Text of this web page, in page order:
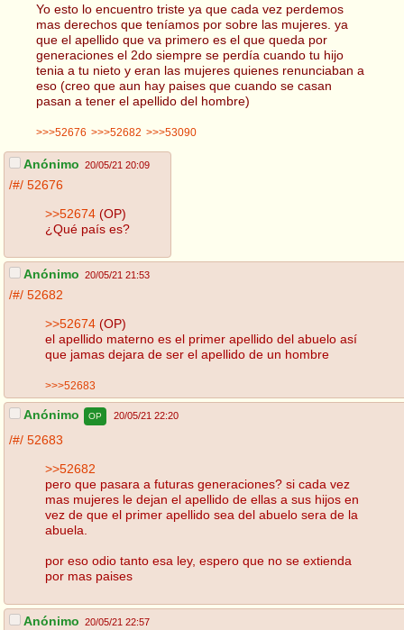
Yo esto lo encuentro triste ya que cada vez perdemos
mas derechos que teníamos por sobre las mujeres. ya
que el apellido que va primero es el que queda por
generaciones el 2do siempre se perdía cuando tu hijo
tenia a tu nieto y eran las mujeres quienes renunciaban a
eso (creo que aun hay paises que cuando se casan
pasan a tener el apellido del hombre)
>>>52676 >>>52682 >>>53090
Anónimo 20/05/21 20:09
/#/ 52676
>>52674 (OP)
¿Qué país es?
Anónimo 20/05/21 21:53
/#/ 52682
>>52674 (OP)
el apellido materno es el primer apellido del abuelo así
que jamas dejara de ser el apellido de un hombre
>>>52683
Anónimo OP 20/05/21 22:20
/#/ 52683
>>52682
pero que pasara a futuras generaciones? si cada vez
mas mujeres le dejan el apellido de ellas a sus hijos en
vez de que el primer apellido sea del abuelo sera de la
abuela.
por eso odio tanto esa ley, espero que no se extienda
por mas paises
Anónimo 20/05/21 22:57